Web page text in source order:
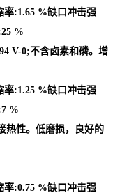
率:1.65 %缺口冲击强
%
V-0;不含卤素和磷。增
率:1.25 %缺口冲击强
%
热性。低磨损，良好的
率:0.75 %缺口冲击强